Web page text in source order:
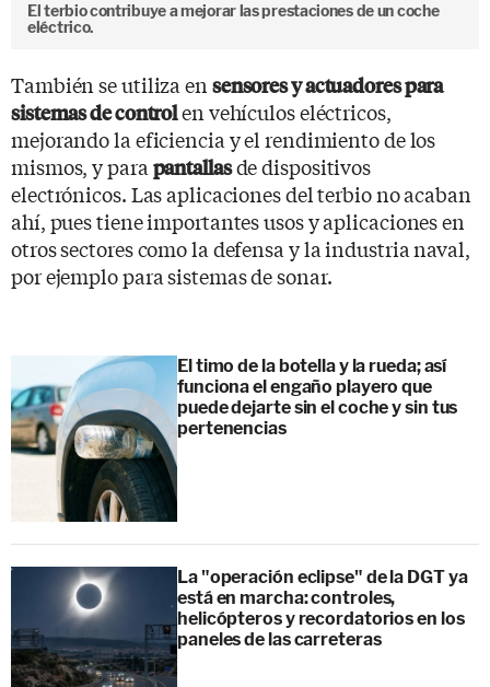
El terbio contribuye a mejorar las prestaciones de un coche
eléctrico.
También se utiliza en sensores y actuadores para
sistemas de controlen vehículos eléctricos,
mejorando la eficiencia y el rendimiento de los
mismos, y para pantallasde dispositivos
electrónicos. Las aplicaciones del terbio no acaban
ahí, pues tiene importantes usos y aplicaciones en
otros sectores como la defensa y la industria naval,
por ejemplo para sistemas de sonar.
El timo de la botella y la rueda; así
funciona el engaño playero que
puede dejarte sin el coche y sin tus
pertenencias
La "operación eclipse" de la DGT ya
está en marcha: controles,
helicópteros y recordatorios en los
paneles de las carreteras